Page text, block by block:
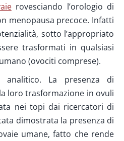
rovesciando l’orologio di
menopausa precoce. Infatti
sotto l’appropriato
trasformati in qualsiasi
(ovociti comprese).
analitico. La presenza di
loro trasformazione in ovuli
nei topi dai ricercatori di
dimostrata la presenza di
umane, fatto che rende